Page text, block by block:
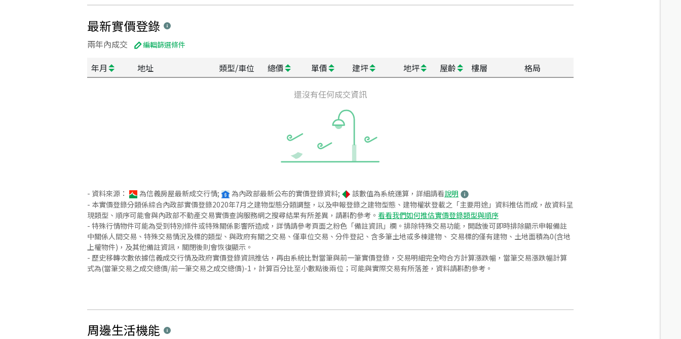
最新實價登錄
兩年內成交 編輯篩選條件
年月 地址 類型/車位 總價 單價 建坪 地坪 屋齡 樓層 格局
還沒有任何成交資訊
- 資料來源： 為信義房屋最新成交行情; 為內政部最新公布的實價登錄資料; 該數值為系統運算，詳細請看說明
- 本實價登錄分類係綜合內政部實價登錄2020年7月之建物型態分類調整，以及申報登錄之建物型態、建物權狀登載之「主要用途」資料推估而成，故資料呈
現類型、順序可能會與內政部不動產交易實價查詢服務網之搜尋結果有所差異，請斟酌參考。 看看我們如何推估實價登錄類型與順序
- 特殊行情物件可能為受到特別條件或特殊關係影響所造成，詳情請參考頁面之粉色「備註資訊」欄。排除特殊交易功能，開啟後可即時排除顯示申報備註
中關係人間交易、特殊交易情況及標的類型、與政府有關之交易、僅車位交易、分件登記、含多筆土地或多棟建物、 交易標的僅有建物、土地面積為0(含地
上權物件)，及其他備註資訊，關閉後則會恢復顯示。
- 歷史移轉次數依據信義成交行情及政府實價登錄資訊推估，再由系統比對當筆與前一筆實價登錄，交易明細完全吻合方計算漲跌幅，當筆交易漲跌幅計算
式為(當筆交易之成交總價/前一筆交易之成交總價)-1，計算百分比至小數點後兩位；可能與實際交易有所落差，資料請斟酌參考。
周邊生活機能